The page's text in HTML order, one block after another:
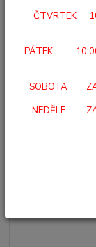
ČTVRTEK
PÁTEK
SOBOTA
NEDĚLE